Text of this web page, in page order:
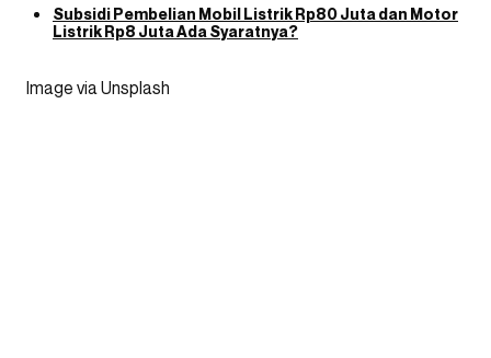
Subsidi Pembelian Mobil Listrik Rp80 Juta dan Motor
Listrik Rp8 Juta Ada Syaratnya?
Image via Unsplash